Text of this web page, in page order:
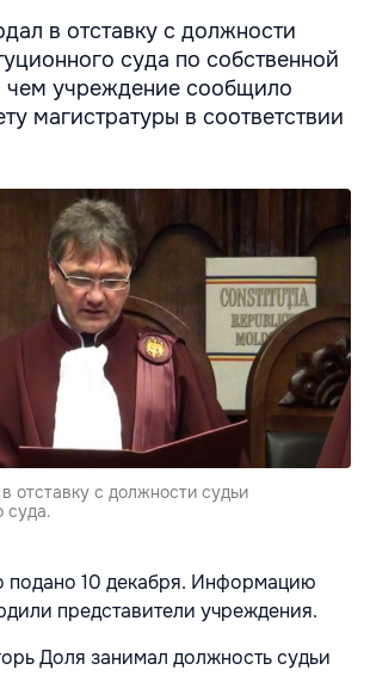
в отставку с должности
суда по собственной
чем учреждение сообщило
магистратуры в соответствии
отставку с должности судьи
суда.
подано 10 декабря. Информацию
представители учреждения.
Доля занимал должность судьи